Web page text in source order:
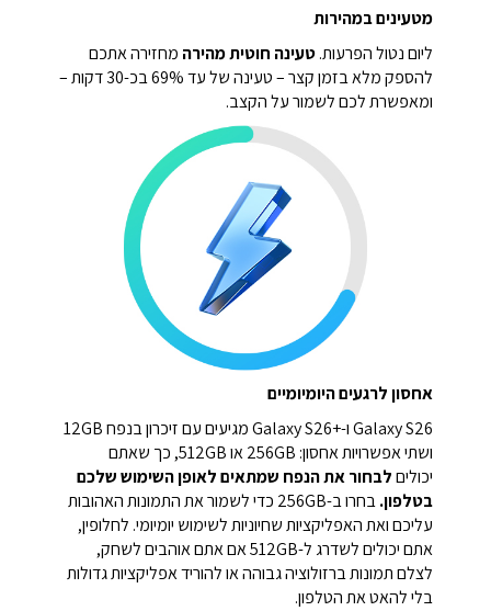
מטעינים במהירות
ליום נטול הפרעות.טעינה חוטית מהירה מחזירה אתכם
להספק מלא בזמן קצר – טעינה של עד 69% בכ-30 דקות –
ומאפשרת לכם לשמור על הקצב.
אחסון לרגעים היומיומיים
Galaxy S26 ו-Galaxy S26+‎ מגיעים עם זיכרון בנפח 12GB
ושתי אפשרויות אחסון: 256GB או 512GB, כך שאתם
יכולים לבחור את הנפח שמתאים לאופן השימוש שלכם
בטלפון.
בחרו ב-256GB כדי לשמור את התמונות האהובות
עליכם ואת האפליקציות שחיוניות לשימוש יומיומי. לחלופין,
אתם יכולים לשדרג ל-512GB אם אתם אוהבים לשחק,
לצלם תמונות ברזולוציה גבוהה או להוריד אפליקציות גדולות
בלי להאט את הטלפון.